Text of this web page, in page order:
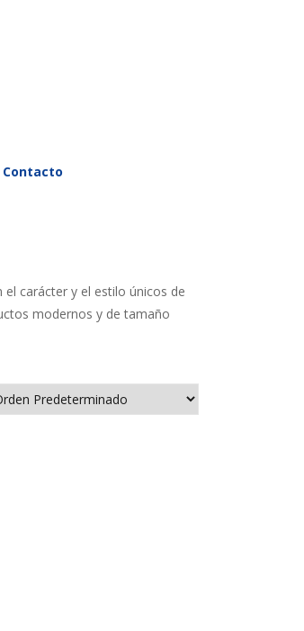
Contacto
carácter y el estilo únicos de
modernos y de tamaño